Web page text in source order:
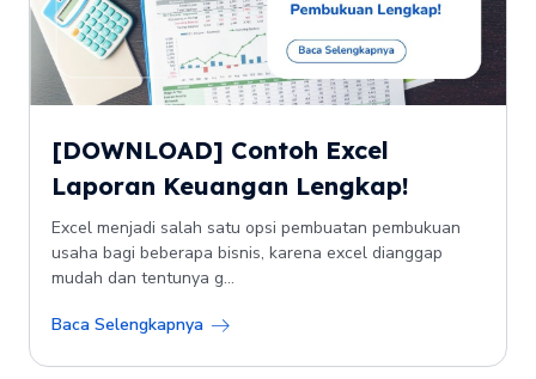
[DOWNLOAD] Contoh Excel
Laporan Keuangan Lengkap!
Excel menjadi salah satu opsi pembuatan pembukuan
usaha bagi beberapa bisnis, karena excel dianggap
mudah dan tentunya g...
Baca Selengkapnya